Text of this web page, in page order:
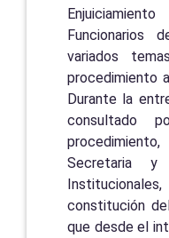
Funcionarios
variados
procedimiento
Durante la
consultado
Secretaria y
constitución
que desde el